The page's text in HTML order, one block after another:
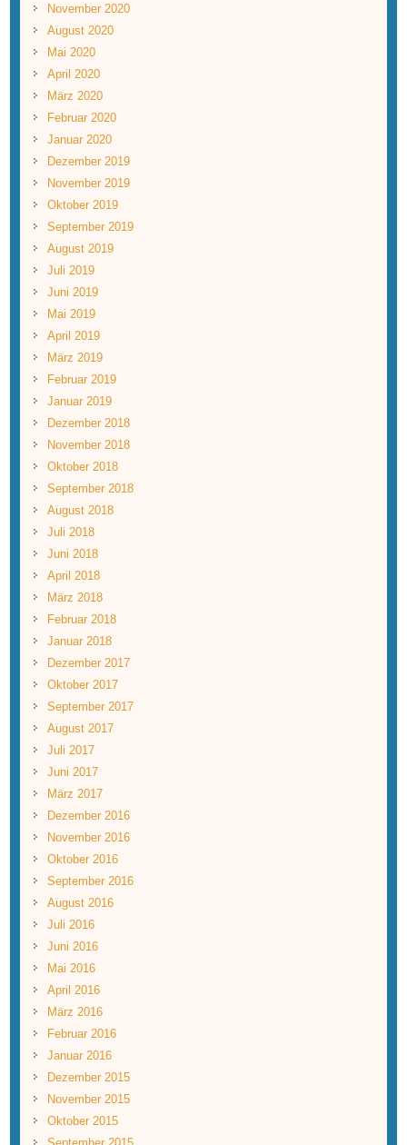
November 2020
August 2020
Mai 2020
April 2020
März 2020
Februar 2020
Januar 2020
Dezember 2019
November 2019
Oktober 2019
September 2019
August 2019
Juli 2019
Juni 2019
Mai 2019
April 2019
März 2019
Februar 2019
Januar 2019
Dezember 2018
November 2018
Oktober 2018
September 2018
August 2018
Juli 2018
Juni 2018
April 2018
März 2018
Februar 2018
Januar 2018
Dezember 2017
Oktober 2017
September 2017
August 2017
Juli 2017
Juni 2017
März 2017
Dezember 2016
November 2016
Oktober 2016
September 2016
August 2016
Juli 2016
Juni 2016
Mai 2016
April 2016
März 2016
Februar 2016
Januar 2016
Dezember 2015
November 2015
Oktober 2015